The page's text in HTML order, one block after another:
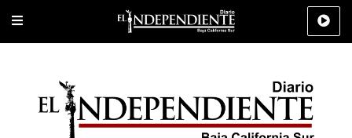
Portada Los Cabos Policiaca Deportes Cultura